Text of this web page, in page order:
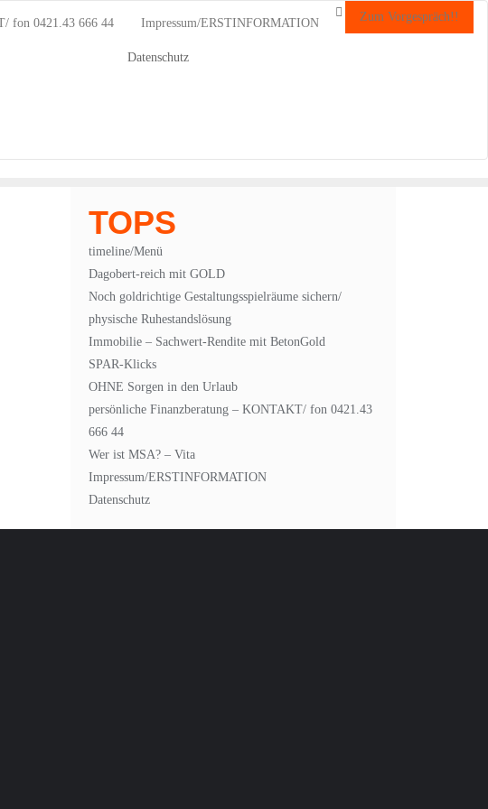
fon 0421.43 666 44 Impressum/ERSTINFORMATION
Datenschutz
Zum Vorgespräch!!
TOPS
timeline/Menü
Dagobert-reich mit GOLD
Noch goldrichtige Gestaltungsspielräume sichern/
physische Ruhestandslösung
Immobilie – Sachwert-Rendite mit BetonGold
SPAR-Klicks
OHNE Sorgen in den Urlaub
persönliche Finanzberatung – KONTAKT/ fon 0421.43
666 44
Wer ist MSA? – Vita
Impressum/ERSTINFORMATION
Datenschutz